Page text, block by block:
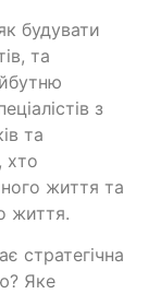
будувати
та
з
та
хто
життя та
життя.
стратегічна
Яке